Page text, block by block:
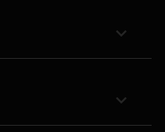

